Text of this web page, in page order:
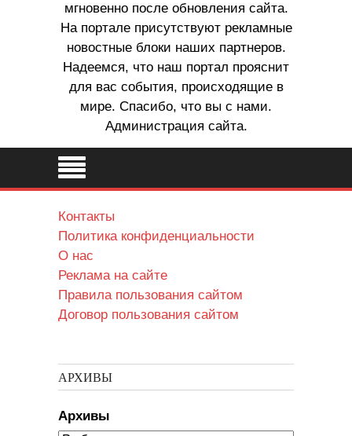
мгновенно после обновления сайта.
На портале присутствуют рекламные
новостные блоки наших партнеров.
Надеемся, что наш портал прояснит
для вас события, происходящие в
мире. Спасибо, что вы с нами.
Администрация сайта.
Контакты
Политика конфиденциальности
О нас
Реклама на сайте
Правила пользования сайтом
Договор пользования сайтом
АРХИВЫ
Архивы